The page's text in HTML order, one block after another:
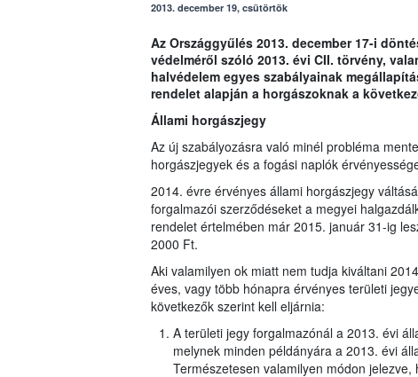
2013. december 19, csütörtök
Az Országgyűlés 2013. december 17-i
védelméről szóló 2013. évi CII. törvény,
halvédelem egyes szabályainak
rendelet alapján a horgászoknak a
Állami horgászjegy
Az új szabályozásra való minél probléma
horgászjegyek és a fogási naplók
2014. évre érvényes állami horgászjegy
forgalmazói szerződéseket a megyei
rendelet értelmében már 2015. január 31-ig
2000 Ft.
Aki valamilyen ok miatt nem tudja kiváltani
éves, vagy több hónapra érvényes területi
következők szerint kell eljárnia:
A területi jegy forgalmazónál a 2013. évi
melynek minden példányára a 2013. évi
Természetesen valamilyen módon